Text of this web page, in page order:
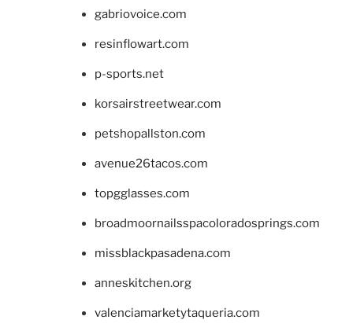
gabriovoice.com
resinflowart.com
p-sports.net
korsairstreetwear.com
petshopallston.com
avenue26tacos.com
topgglasses.com
broadmoornailsspacoloradosprings.com
missblackpasadena.com
anneskitchen.org
valenciamarketytaqueria.com